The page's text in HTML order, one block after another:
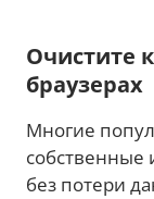
Очистите
браузерах
Многие
собственные
без потери